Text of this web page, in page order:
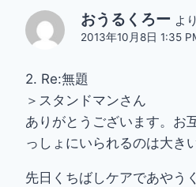
おうるくろー よ
2013年10月8日 1:35
2. Re:無題
＞スタンドマンさん
ありがとうございます。お
っしょにいられるのは大き
先日くちばしケアであやう